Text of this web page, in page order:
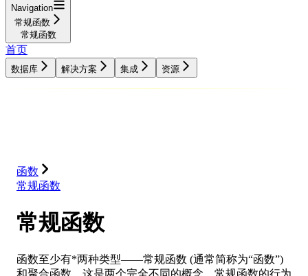
Navigation
常规函数
常规函数
首页
数据库 解决方案 集成 资源
函数
常规函数
常规函数
函数至少有*两种类型——常规函数 (通常简称为“函数”)